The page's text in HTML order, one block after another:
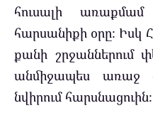
հուսալի
հարսանիքի օրը։ Իսկ
քանի շրջաններում
անմիջապես առաջ
նվիրում հարսնացուին։